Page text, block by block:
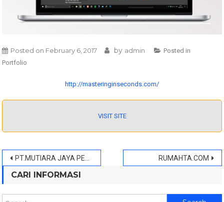
Posted on February 6, 2017 by admin
Posted in
Portfolio
http://masteringinseconds.com/
VISIT SITE
Post
navigation
PT.MUTIARA JAYA PERSADA RUMAHTA.COM
CARI INFORMASI
Search